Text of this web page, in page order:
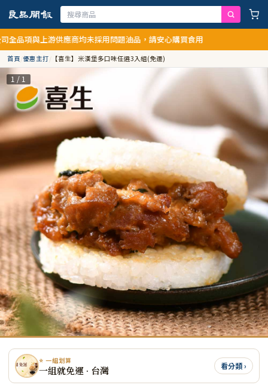
供應商均未採用問題油品，請安心購買食用
首頁/優惠主打/ 【喜生】米漢堡多口味任選3入組(免運)
1 / 1
⭐ 一組划算
一組就免運 · 台灣 看分類 ›